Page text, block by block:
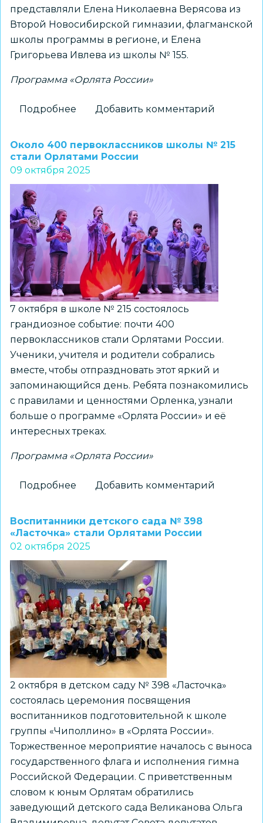
представляли Елена Николаевна Верясова из
Второй Новосибирской гимназии, флагманской
школы программы в регионе, и Елена
Григорьева Ивлева из школы № 155.
Программа «Орлята России»
Подробнее
программы
«Орлята
России»
Всероссийском
форуме
Добавить комментарий
Около 400 первоклассников школы № 215
стали Орлятами России
09 октября 2025
7 октября в школе № 215 состоялось
грандиозное событие: почти 400
первоклассников стали Орлятами России.
Ученики, учителя и родители собрались
вместе, чтобы отпраздновать этот яркий и
запоминающийся день. Ребята познакомились
с правилами и ценностями Орленка, узнали
больше о программе «Орлята России» и её
интересных треках.
Программа «Орлята России»
Подробнее
первоклассников
школы
№
215
стали
Орлятами
России
Добавить комментарий
Воспитанники детского сада № 398
«Ласточка» стали Орлятами России
02 октября 2025
2 октября в детском саду № 398 «Ласточка»
состоялась церемония посвящения
воспитанников подготовительной к школе
группы «Чиполлино» в «Орлята России».
Торжественное мероприятие началось с выноса
государственного флага и исполнения гимна
Российской Федерации. С приветственным
словом к юным Орлятам обратились
заведующий детского сада Великанова Ольга